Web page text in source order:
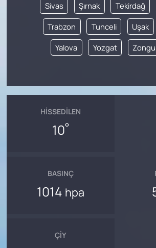
Sivas Şırnak Tekirdağ
Trabzon Tunceli Uşak
Yalova Yozgat
HISSEDILEN
10°
BASINÇ
1014 hpa
ÇIY